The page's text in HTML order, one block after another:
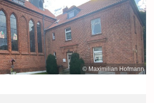
© Maximilian Hofmann